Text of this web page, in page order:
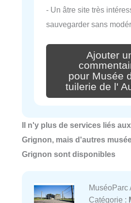
- Un âtre site très
sauvegarder sans
Ajouter
pour Musée
tuilerie de l'
Il n'y plus de services liés
Grignon, mais d'autres
Grignon sont disponibles
MuséoParc
Catégorie :